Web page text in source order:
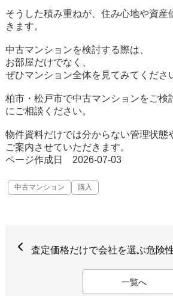
そうした積み重ねが、住み心地や資産
きます。
中古マンションを検討する際は、
お部屋だけでなく、
ぜひマンション全体を見てみてくださ
柏市・松戸市で中古マンションをご検
にご相談ください。
物件資料だけでは分からない管理状態
ご案内させていただきます。
ページ作成日 2026-07-03
中古マンション 購入
査定価格だけで会社を選ぶ危険
一覧へ